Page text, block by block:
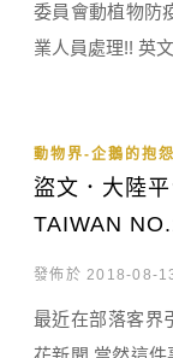
委員會動植物防
業人員處理!! 英
動物界-企鵝的抱怨
盜文．大陸
TAIWAN
發佈於 2018-08-
最近在部落客界